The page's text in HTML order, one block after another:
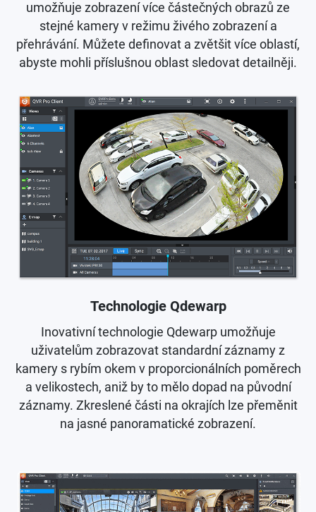
umožňuje zobrazení více částečných obrazů ze
stejné kamery v režimu živého zobrazení a
přehrávání. Můžete definovat a zvětšit více oblastí,
abyste mohli příslušnou oblast sledovat detailněji.
Technologie Qdewarp
Inovativní technologie Qdewarp umožňuje
uživatelům zobrazovat standardní záznamy z
kamery s rybím okem v proporcionálních poměrech
a velikostech, aniž by to mělo dopad na původní
záznamy. Zkreslené části na okrajích lze přeměnit
na jasné panoramatické zobrazení.